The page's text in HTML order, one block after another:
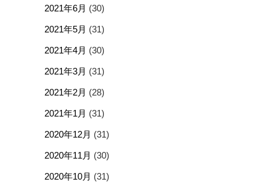
2021年6月 (30)
2021年5月 (31)
2021年4月 (30)
2021年3月 (31)
2021年2月 (28)
2021年1月 (31)
2020年12月 (31)
2020年11月 (30)
2020年10月 (31)